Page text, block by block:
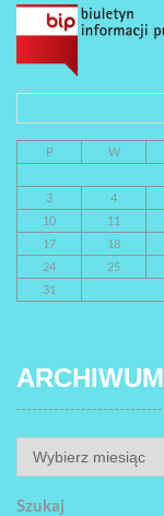
P W
3
4
10
11
17
18
24
25
31
ARCHIWUM
ARCHIWUM
Szukaj